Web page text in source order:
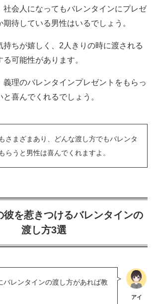
社会人になってもバレンタインにプレゼ
待している男性はいるでしょう。
持ちが嬉しく、2人きりの時に渡される
可能性があります。
義理のバレンタインプレゼントをもらっ
喜んでくれるでしょう。
さまざまあり、どんな渡し方でもバレンタ
らうと男性は喜んでくれますよ。
彼を惹きつけるバレンタインの
渡し方3選
バレンタインの渡し方があれば教
アイ